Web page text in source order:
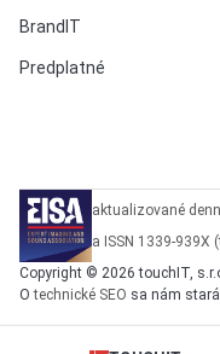
BrandIT
Predplatné
aktualizované
a ISSN 1339-939X
Copyright © 2026 touchIT,
Otechnické SEO sa nám stará